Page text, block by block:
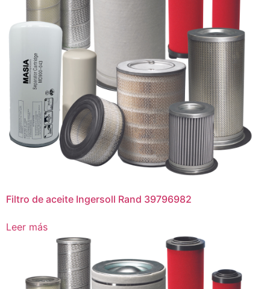
Filtro de aceite Ingersoll Rand 39796982
Leer más